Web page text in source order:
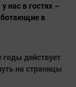
нас в гостях –
в
действует
на страницы